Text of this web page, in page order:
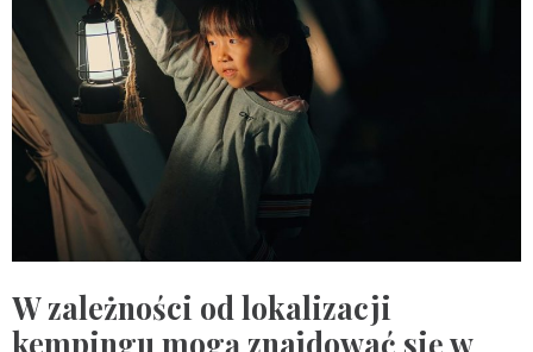
W zależności od lokalizacji
kempingu mogą znajdować się w